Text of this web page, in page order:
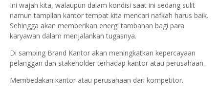
Ini wajah kita, walaupun dalam kondisi saat ini sedang sulit
namun tampilan kantor tempat kita mencari nafkah harus baik.
Sehingga akan memberikan energi tambahan bagi para
karyawan dalam menjalankan tugasnya.
Di samping Brand Kantor akan meningkatkan kepercayaan
pelanggan dan stakeholder terhadap kantor atau perusahaan.
Membedakan kantor atau perusahaan dari kompetitor.